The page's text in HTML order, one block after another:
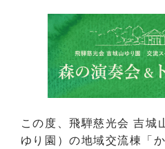
この度、飛騨慈光会 吉城
ゆり園）の地域交流棟「